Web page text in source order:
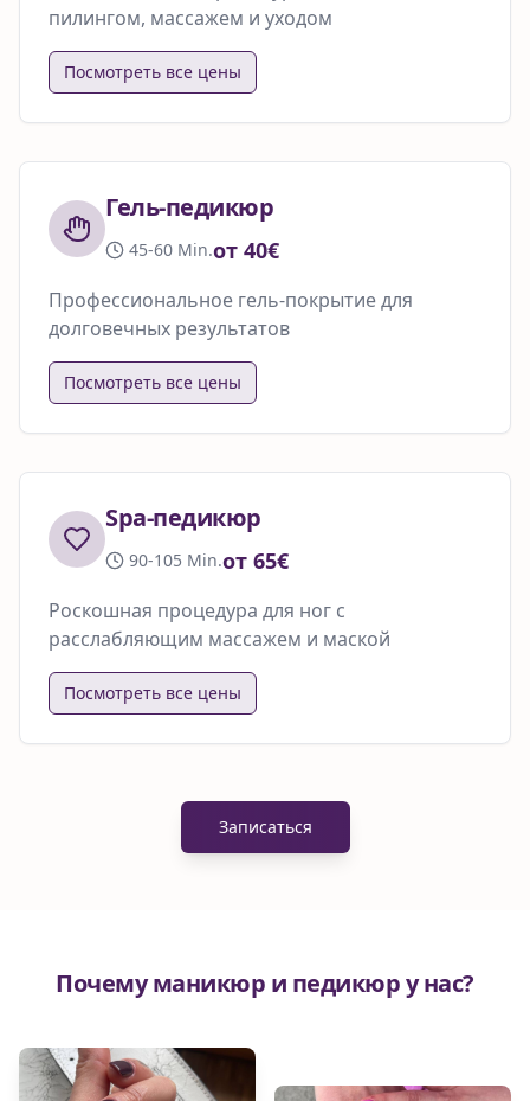
пилингом, массажем и уходом
Посмотреть все цены
Гель-педикюр
45-60 Min.от 40€
Профессиональное гель-покрытие для
долговечных результатов
Посмотреть все цены
Spa-педикюр
90-105 Min.от 65€
Роскошная процедура для ног с
расслабляющим массажем и маской
Посмотреть все цены
Записаться
Почему маникюр и педикюр у нас?